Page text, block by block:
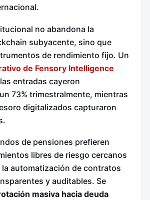
no abandona la
subyacente, sino que
de rendimiento fijo. Un
de Fensory Intelligence
entradas cayeron
73% trimestralmente, mientras
digitalizados capturaron
de pensiones prefieren
libres de riesgo cercanos
la automatización de contratos
y auditables. Se
masiva hacia deuda